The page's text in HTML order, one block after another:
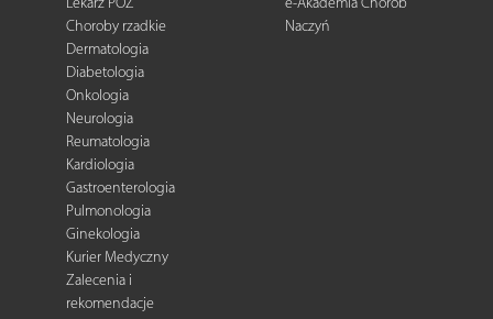
Choroby rzadkie
Dermatologia
Diabetologia
Onkologia
Neurologia
Reumatologia
Kardiologia
Gastroenterologia
Pulmonologia
Ginekologia
Kurier Medyczny
Zalecenia i
rekomendacje
Naczyń